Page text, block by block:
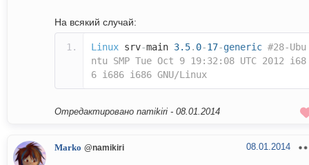
На всякий случай:
Linux srv-main 3.5. 0-17-generic #28-Ubu
ntu SMP Tue Oct 9 19:32:08 UTC 2012 i68
6 i686 i686 GNU/Linux
Отредактировано namikiri - 08.01.2014
Marko @namikiri 08.01.2014